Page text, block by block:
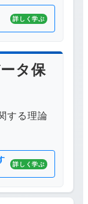
詳しく学ぶ
タ保
する理論
詳しく学ぶ